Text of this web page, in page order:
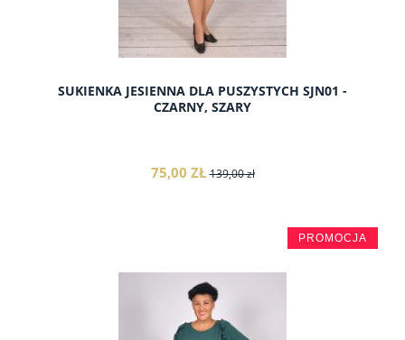
SUKIENKA JESIENNA DLA PUSZYSTYCH SJN01 -
CZARNY, SZARY
75,00 ZŁ 139,00 zł
do koszyka
PROMOCJA